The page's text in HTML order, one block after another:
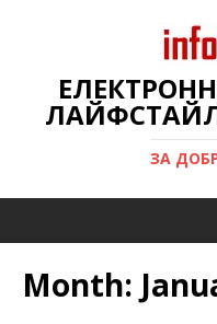
ЗА
Month: